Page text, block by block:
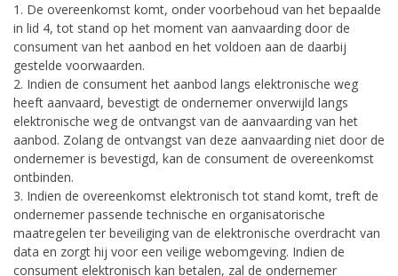
1. De overeenkomst komt, onder voorbehoud van het bepaalde
in lid 4, tot stand op het moment van aanvaarding door de
consument van het aanbod en het voldoen aan de daarbij
gestelde voorwaarden.
2. Indien de consument het aanbod langs elektronische weg
heeft aanvaard, bevestigt de ondernemer onverwijld langs
elektronische weg de ontvangst van de aanvaarding van het
aanbod. Zolang de ontvangst van deze aanvaarding niet door de
ondernemer is bevestigd, kan de consument de overeenkomst
ontbinden.
3. Indien de overeenkomst elektronisch tot stand komt, treft de
ondernemer passende technische en organisatorische
maatregelen ter beveiliging van de elektronische overdracht van
data en zorgt hij voor een veilige webomgeving. Indien de
consument elektronisch kan betalen, zal de ondernemer